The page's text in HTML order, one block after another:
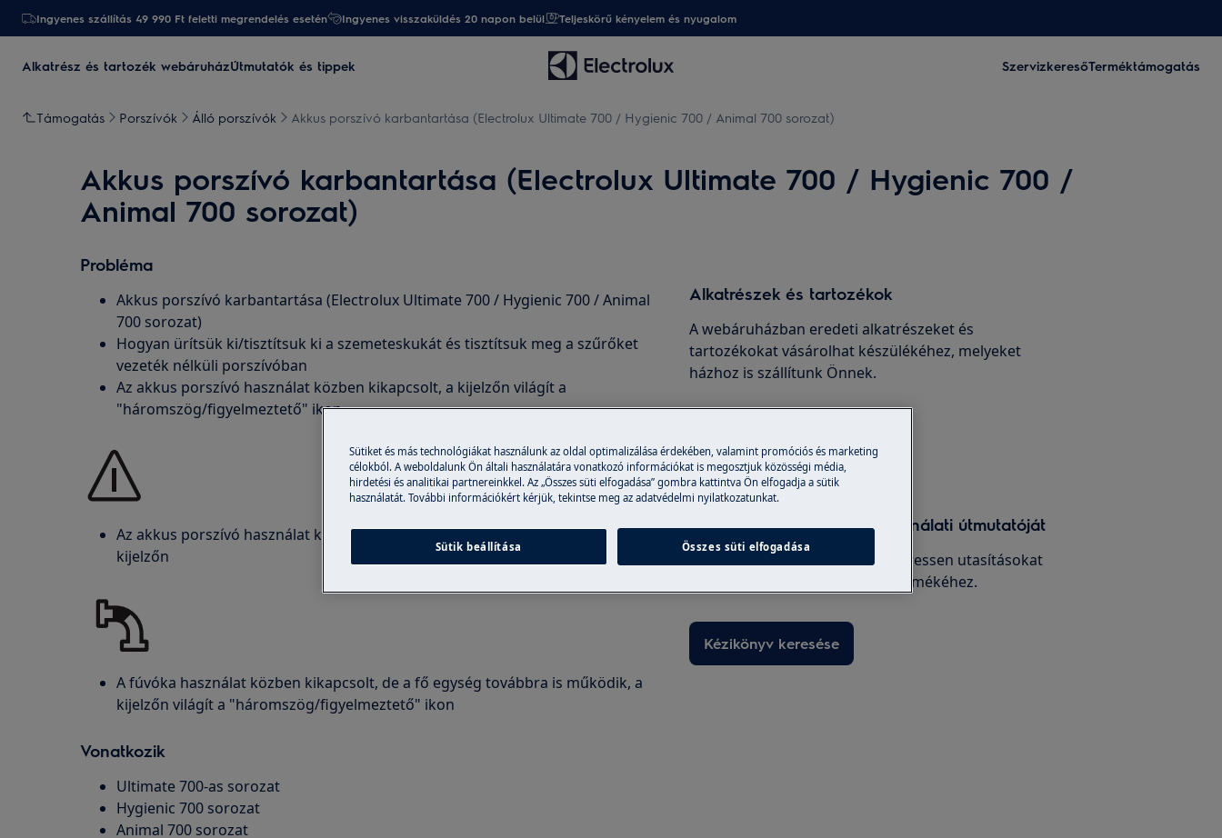
Ingyenes szállítás 49 990 Ft feletti megrendelés esetén Ingyenes visszaküldés 20 napon belül Teljeskörű kényelem és nyugalom
Alkatrész és tartozék webáruházÚtmutatók és tippek SzervizkeresőTerméktámogatás
Támogatás Porszívók Álló porszívók Akkus porszívó karbantartása (Electrolux Ultimate 700 / Hygienic 700 / Animal 700 sorozat)
Akkus porszívó karbantartása (Electrolux Ultimate 700 / Hygienic 700 /
Animal 700 sorozat)
Probléma
Akkus porszívó karbantartása (Electrolux Ultimate 700 / Hygienic 700 / Animal
700 sorozat)
Hogyan ürítsük ki/tisztítsuk ki a szemeteskukát és tisztítsuk meg a szűrőket
vezeték nélküli porszívóban
Az akkus porszívó használat közben kikapcsolt, a kijelzőn világít a
"háromszög/figyelmeztető" ikon
Az akkus porszívó használat közben kikapcsolt, és a "cső" ikon világított a
kijelzőn
A fúvóka használat közben kikapcsolt, de a fő egység továbbra is működik, a
kijelzőn világít a "háromszög/figyelmeztető" ikon
Vonatkozik
Ultimate 700-as sorozat
Hygienic 700 sorozat
Animal 700 sorozat
Alkatrészek és tartozékok
A webáruházban eredeti alkatrészeket és
tartozékokat vásárolhat készülékéhez, melyeket
házhoz is szállítunk Önnek.
Találd meg a terméked használati útmutatóját
Oldja meg a problémákat, és keressen utasításokat
vagy egyéb dokumentációt a termékéhez.
Kézikönyv keresése
Sütiket és más technológiákat használunk az oldal optimalizálása érdekében, valamint promóciós és marketing
célokból. A weboldalunk Ön általi használatára vonatkozó információkat is megosztjuk közösségi média,
hirdetési és analitikai partnereinkkel. Az „Összes süti elfogadása” gombra kattintva Ön elfogadja a sütik
használatát. További információkért kérjük, tekintse meg az adatvédelmi nyilatkozatunkat.
Sütik beállítása Összes süti elfogadása